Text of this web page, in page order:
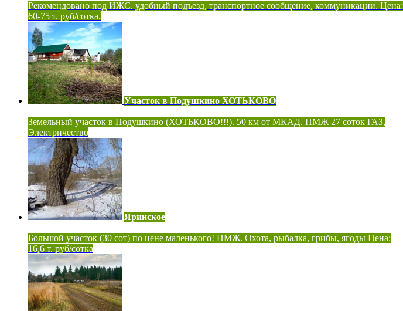
Рекомендовано под ИЖС. удобный подъезд, транспортное сообщение, коммуникации. Цена:
60-75 т. руб/сотка.
Участок в Подушкино ХОТЬКОВО
Земельный участок в Подушкино (ХОТЬКОВО!!!). 50 км от МКАД. ПМЖ 27 соток ГАЗ,
Электричество
Яринское
Большой участок (30 сот) по цене маленького! ПМЖ. Охота, рыбалка, грибы, ягоды Цена:
16,6 т. руб/сотка